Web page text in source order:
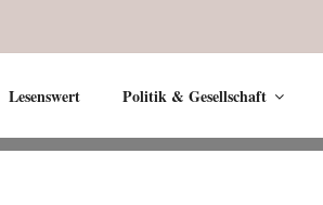
Lesenswert Politik & Gesellschaft